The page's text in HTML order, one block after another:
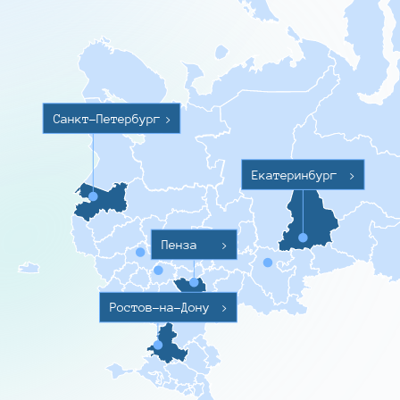
Санкт-Петербург >
Ростов-на-Дону >
Пенза >
Екатеринбург >